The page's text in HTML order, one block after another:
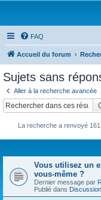
FAQ
Accueil du forum
Sujets sans
Aller à la recherche avancée
La recherche a renvoyé
Vous utilisez un
vous-même ?
Dernier message par
Publié dans